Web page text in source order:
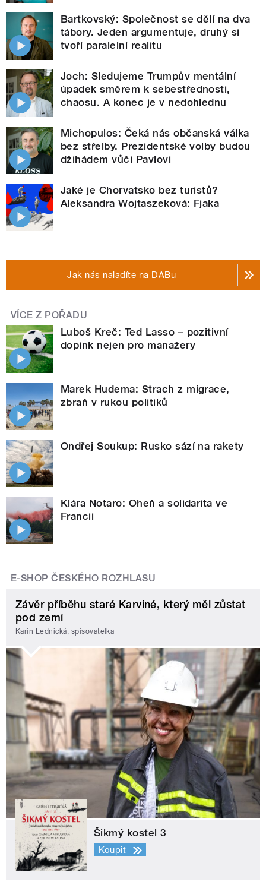
Bartkovský: Společnost se dělí na dva
tábory. Jeden argumentuje, druhý si
tvoří paralelní realitu
Joch: Sledujeme Trumpův mentální
úpadek směrem k sebestřednosti,
chaosu. A konec je v nedohlednu
Michopulos: Čeká nás občanská válka
bez střelby. Prezidentské volby budou
džihádem vůči Pavlovi
Jaké je Chorvatsko bez turistů?
Aleksandra Wojtaszeková: Fjaka
Jak nás naladíte na DABu
VÍCE Z POŘADU
Luboš Kreč: Ted Lasso – pozitivní
dopink nejen pro manažery
Marek Hudema: Strach z migrace,
zbraň v rukou politiků
Ondřej Soukup: Rusko sází na rakety
Klára Notaro: Oheň a solidarita ve
Francii
E-SHOP ČESKÉHO ROZHLASU
Závěr příběhu staré Karviné, který měl zůstat
pod zemí
Karin Lednická, spisovatelka
Šikmý kostel 3
Koupit